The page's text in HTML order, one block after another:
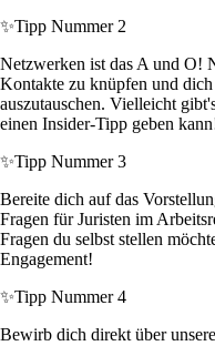
✨Tipp Nummer 2
Netzwerken ist das A und O!
Kontakte zu knüpfen und
auszutauschen. Vielleicht
einen Insider-Tipp geben
✨Tipp Nummer 3
Bereite dich auf das
Fragen für Juristen im
Fragen du selbst stellen
Engagement!
✨Tipp Nummer 4
Bewirb dich direkt über